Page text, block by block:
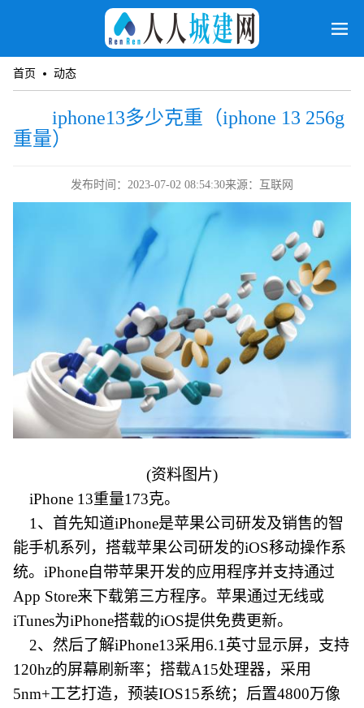
首页 动态
iphone13多少克重（iphone 13 256g
重量）
发布时间：2023-07-02 08:54:30来源：互联网
(资料图片)
iPhone 13重量173克。
1、首先知道iPhone是苹果公司研发及销售的智
能手机系列，搭载苹果公司研发的iOS移动操作系
统。iPhone自带苹果开发的应用程序并支持通过
App Store来下载第三方程序。苹果通过无线或
iTunes为iPhone搭载的iOS提供免费更新。
2、然后了解iPhone13采用6.1英寸显示屏，支持
120hz的屏幕刷新率；搭载A15处理器，采用
5nm+工艺打造，预装IOS15系统；后置4800万像